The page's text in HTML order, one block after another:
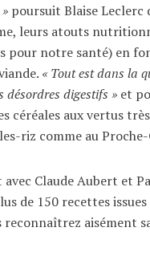
poursuit Blaise
leurs atouts
pour notre santé) en
« Tout est dans la
désordres digestifs » et
céréales aux vertus
riz comme au
Claude Aubert et
de 150 recettes
reconnaîtrez aisément